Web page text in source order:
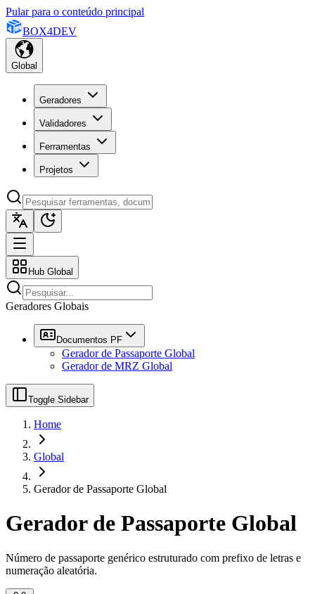
Pular para o conteúdo principal
BOX4DEV
Global
Geradores
Validadores
Ferramentas
Projetos
Hub Global
Geradores Globais
Documentos PF
Gerador de Passaporte Global
Gerador de MRZ Global
Toggle Sidebar
Home
Global
Gerador de Passaporte Global
Gerador de Passaporte Global
Número de passaporte genérico estruturado com prefixo de letras e
numeração aleatória.